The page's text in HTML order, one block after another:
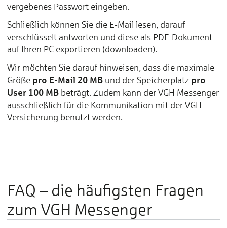
vergebenes Passwort eingeben.
Schließlich können Sie die E-Mail lesen, darauf
verschlüsselt antworten und diese als PDF-Dokument
auf Ihren PC exportieren (downloaden).
Wir möchten Sie darauf hinweisen, dass die maximale
Größe pro E-Mail 20 MB und der Speicherplatz pro
User 100 MB beträgt. Zudem kann der VGH Messenger
ausschließlich für die Kommunikation mit der VGH
Versicherung benutzt werden.
FAQ – die häufigsten Fragen
zum VGH Messenger